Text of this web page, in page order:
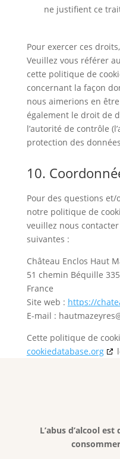
ne justifient ce
Pour exercer ces
Veuillez vous référer
cette politique de
concernant la façon
nous aimerions en
également le droit de
l’autorité de contrôle
protection des
10.
Pour des questions
notre politique de
veuillez nous
suivantes :
Château Enclos Haut
51 chemin Béquille
France
Site web : https://
E-mail :
Cette politique de
cookiedatabase.org
L’abus d’alcool